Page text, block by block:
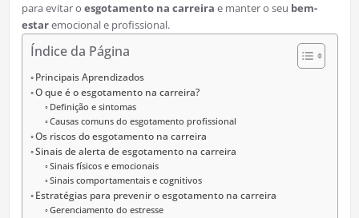
para evitar o esgotamento na carreira e manter o seu bem-
estaremocional e profissional.
Índice da Página
Principais Aprendizados
O que é o esgotamento na carreira?
Definição e sintomas
Causas comuns do esgotamento profissional
Os riscos do esgotamento na carreira
Sinais de alerta de esgotamento na carreira
Sinais físicos e emocionais
Sinais comportamentais e cognitivos
Estratégias para prevenir o esgotamento na carreira
Gerenciamento do estresse